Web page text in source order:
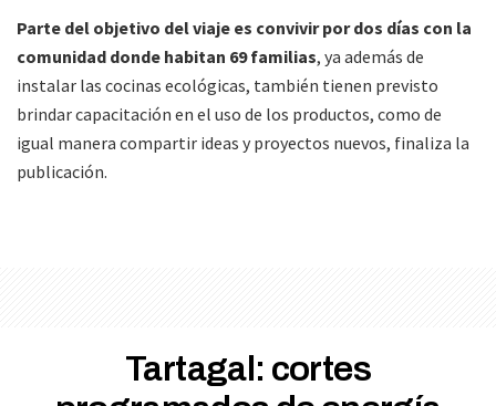
Parte del objetivo del viaje es convivir por dos días con la
comunidad donde habitan 69 familias, ya además de
instalar las cocinas ecológicas, también tienen previsto
brindar capacitación en el uso de los productos, como de
igual manera compartir ideas y proyectos nuevos, finaliza la
publicación.
Tartagal: cortes